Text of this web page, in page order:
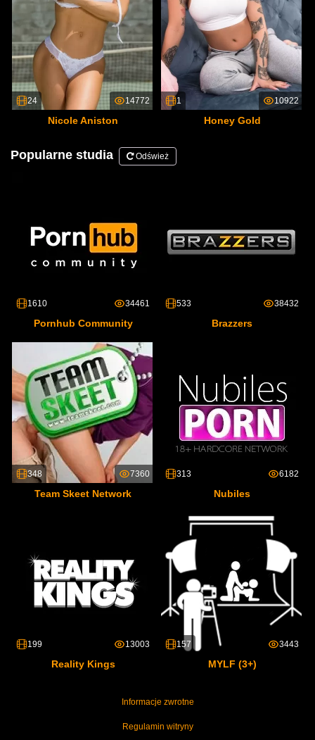
24 14772
Nicole Aniston
1 10922
Honey Gold
Popularne studia Odśwież
1610 34461
Pornhub Community
533 38432
Brazzers
348 7360
Team Skeet Network
313 6182
Nubiles
199 13003
Reality Kings
157 3443
MYLF (3+)
Informacje zwrotne
Regulamin witryny